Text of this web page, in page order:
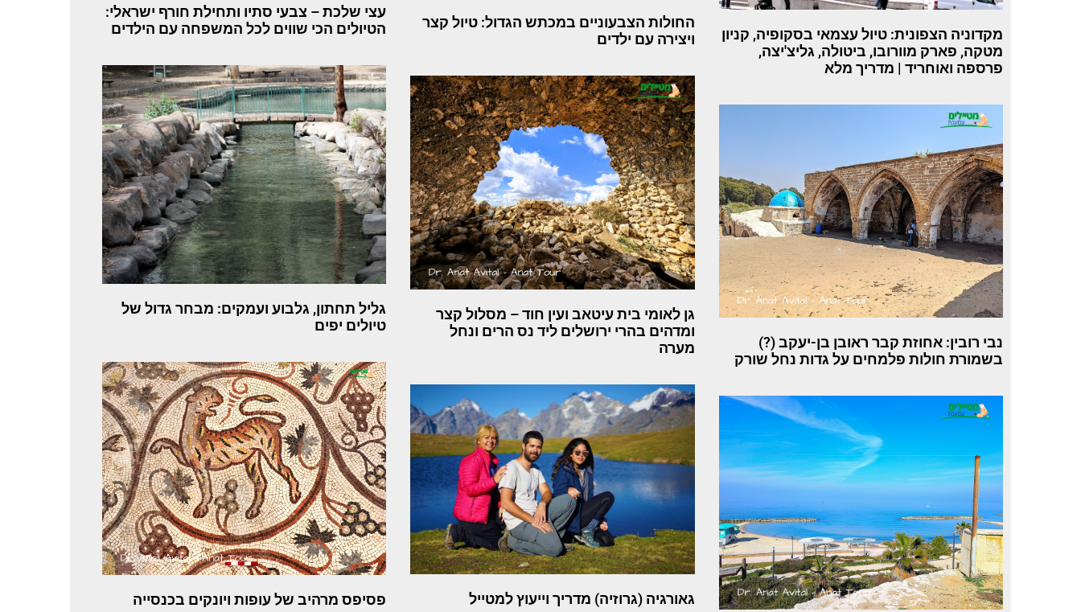
מקדוניה הצפונית: טיול עצמאי בסקופיה, קניון
מטקה, פארק מוורובו, ביטולה, גליצ'יצה,
פרספה ואוחריד | מדריך מלא
החולות הצבעוניים במכתש הגדול: טיול קצר
ויצירה עם ילדים
עצי שלכת – צבעי סתיו ותחילת חורף ישראלי:
הטיולים הכי שווים לכל המשפחה עם הילדים
נבי רובין: אחוזת קבר ראובן בן-יעקב (?)
בשמורת חולות פלמחים על גדות נחל שורק
גן לאומי בית עיטאב ועין חוד – מסלול קצר
ומדהים בהרי ירושלים ליד נס הרים ונחל
מערה
גליל תחתון, גלבוע ועמקים: מבחר גדול של
טיולים יפים
גאורגיה (גרוזיה) מדריך וייעוץ למטייל
פסיפס מרהיב של עופות ויונקים בכנסייה